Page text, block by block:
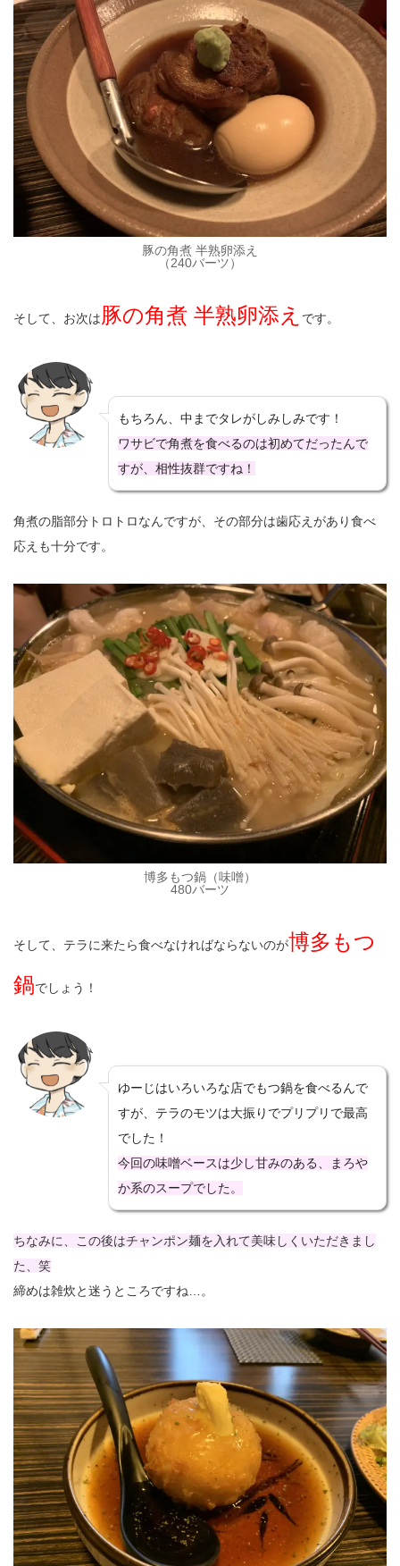
豚の角煮 半熟卵添え
（240バーツ）
そして、お次は豚の角煮 半熟卵添え です。
もちろん、中までタレがしみしみです！
ワサビで角煮を食べるのは初めてだったんで
すが、相性抜群ですね！
角煮の脂部分トロトロなんですが、その部分は歯応えがあり食べ
応えも十分です。
博多もつ鍋（味噌）
480バーツ
そして、テラに来たら食べなければならないのが博多もつ
鍋でしょう！
ゆーじはいろいろな店でもつ鍋を食べるんで
すが、テラのモツは大振りでプリプリで最高
でした！
今回の味噌ベースは少し甘みのある、まろや
か系のスープでした。
ちなみに、この後はチャンポン麺を入れて美味しくいただきまし
た、笑
締めは雑炊と迷うところですね…。